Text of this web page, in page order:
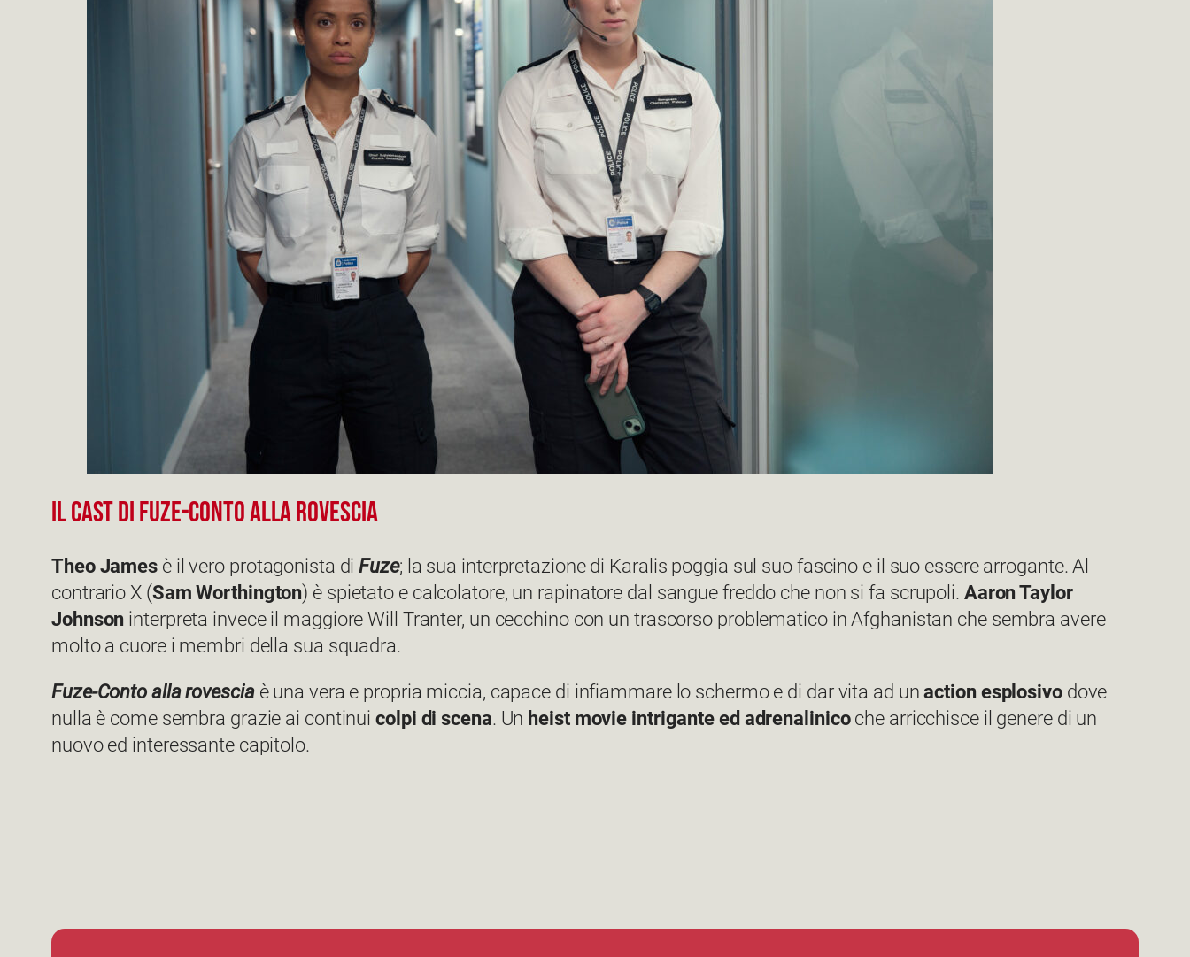
Il cast di Fuze-Conto alla rovescia
Theo James è il vero protagonista diFuze; la sua interpretazione di Karalis poggia sul suo fascino e il suo essere arrogante. Al
contrario X (Sam Worthington) è spietato e calcolatore, un rapinatore dal sangue freddo che non si fa scrupoli. Aaron Taylor
Johnson interpreta invece il maggiore Will Tranter, un cecchino con un trascorso problematico in Afghanistan che sembra avere
molto a cuore i membri della sua squadra.
Fuze-Conto alla rovesciaè una vera e propria miccia, capace di infiammare lo schermo e di dar vita ad unaction esplosivodove
nulla è come sembra grazie ai continuicolpi di scena. Un heist movie intrigante ed adrenalinicoche arricchisce il genere di un
nuovo ed interessante capitolo.